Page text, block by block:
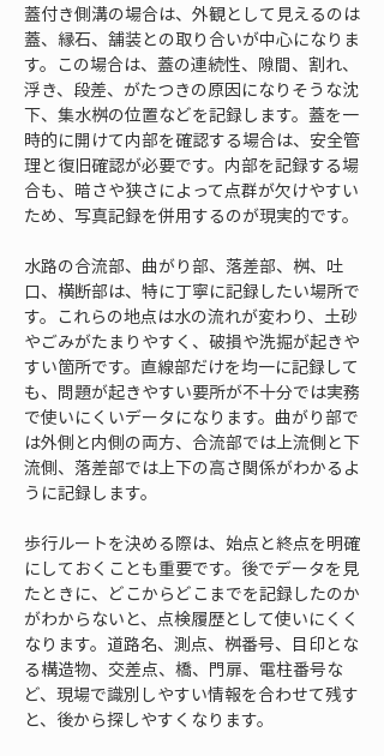
蓋付き側溝の場合は、外観として見えるのは
蓋、縁石、舗装との取り合いが中心になりま
す。この場合は、蓋の連続性、隙間、割れ、
浮き、段差、がたつきの原因になりそうな沈
下、集水桝の位置などを記録します。蓋を一
時的に開けて内部を確認する場合は、安全管
理と復旧確認が必要です。内部を記録する場
合も、暗さや狭さによって点群が欠けやすい
ため、写真記録を併用するのが現実的です。
水路の合流部、曲がり部、落差部、桝、吐
口、横断部は、特に丁寧に記録したい場所で
す。これらの地点は水の流れが変わり、土砂
やごみがたまりやすく、破損や洗掘が起きや
すい箇所です。直線部だけを均一に記録して
も、問題が起きやすい要所が不十分では実務
で使いにくいデータになります。曲がり部で
は外側と内側の両方、合流部では上流側と下
流側、落差部では上下の高さ関係がわかるよ
うに記録します。
歩行ルートを決める際は、始点と終点を明確
にしておくことも重要です。後でデータを見
たときに、どこからどこまでを記録したのか
がわからないと、点検履歴として使いにくく
なります。道路名、測点、桝番号、目印とな
る構造物、交差点、橋、門扉、電柱番号な
ど、現場で識別しやすい情報を合わせて残す
と、後から探しやすくなります。